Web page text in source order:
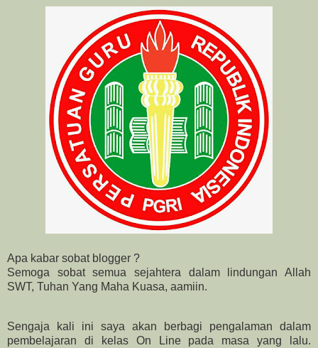
Apa kabar sobat blogger ?
Semoga sobat semua sejahtera dalam lindungan Allah
SWT, Tuhan Yang Maha Kuasa, aamiin.
Sengaja kali ini saya akan berbagi pengalaman dalam
pembelajaran di kelas On Line pada masa yang lalu.